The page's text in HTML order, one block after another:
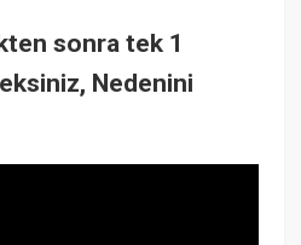
sonra tek 1
Nedenini